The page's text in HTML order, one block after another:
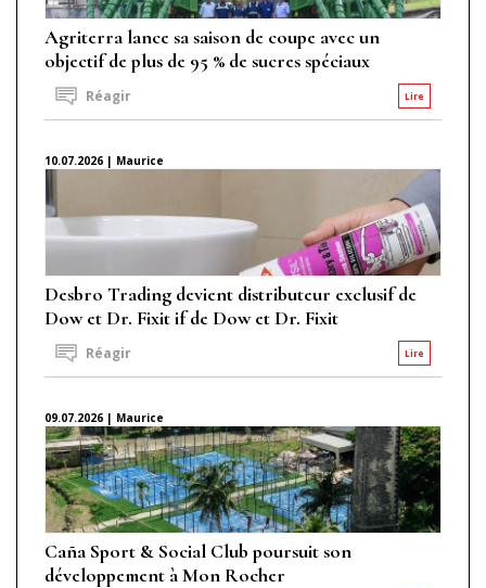
Agriterra lance sa saison de coupe avec un
objectif de plus de 95 % de sucres spéciaux
Lire
Réagir
10.07.2026 | Maurice
Desbro Trading devient distributeur exclusif de
Dow et Dr. Fixit if de Dow et Dr. Fixit
Lire
Réagir
09.07.2026 | Maurice
Caña Sport & Social Club poursuit son
développement à Mon Rocher